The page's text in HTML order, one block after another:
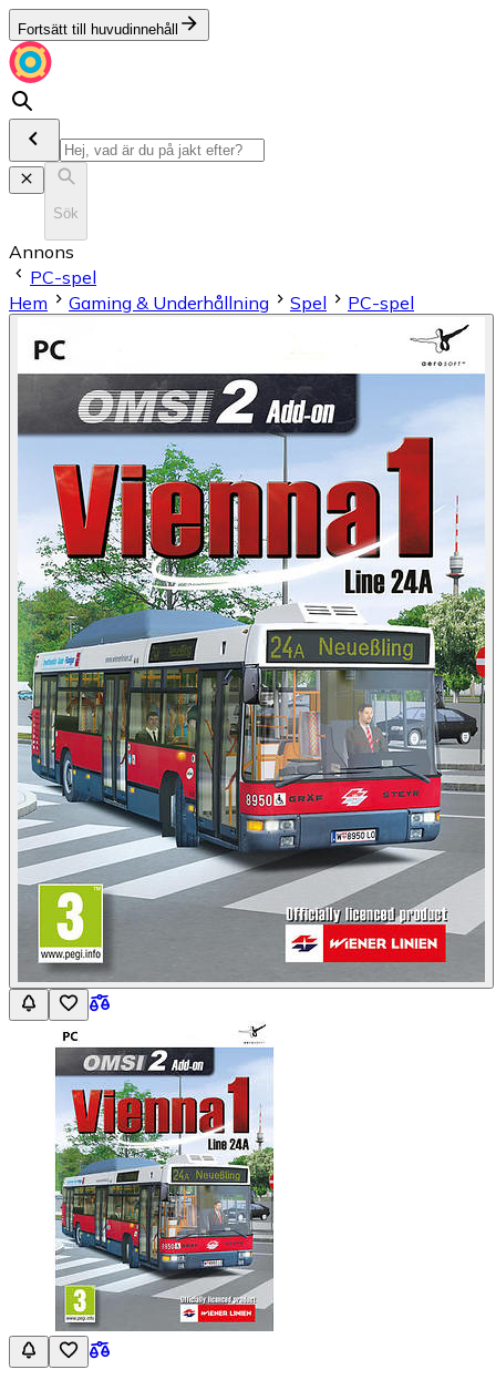
Fortsätt till huvudinnehåll
Sök
Annons
PC-spel
Hem
Gaming & Underhållning Spel PC-spel